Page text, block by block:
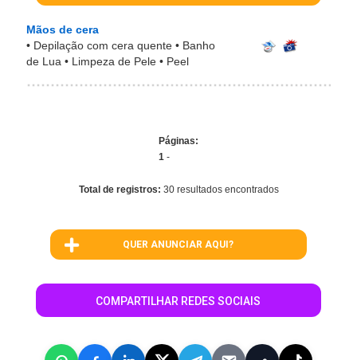
Mãos de cera
• Depilação com cera quente • Banho
de Lua • Limpeza de Pele • Peel
Páginas:
1 -
Total de registros: 30 resultados encontrados
QUER ANUNCIAR AQUI?
COMPARTILHAR REDES SOCIAIS